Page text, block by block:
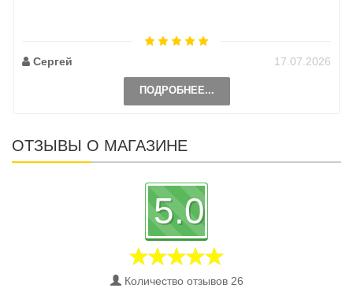
Сергей 17.07.2026
ПОДРОБНЕЕ...
ОТЗЫВЫ О МАГАЗИНЕ
5.0
Количество отзывов 26